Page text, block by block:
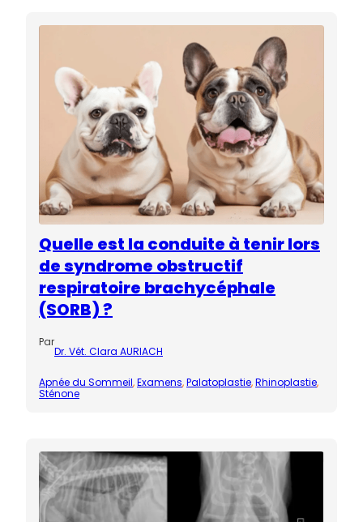
Quelle est la conduite à tenir lors
de syndrome obstructif
respiratoire brachycéphale
(SORB) ?
Par
Dr. Vét. Clara AURIACH
Apnée du Sommeil, Examens, Palatoplastie, Rhinoplastie,
Sténone